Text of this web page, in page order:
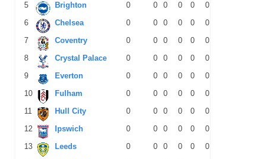
5
Brighton 0 0 0 0 0 0
6
Chelsea 0 0 0 0 0 0
7
Coventry 0 0 0 0 0 0
8
Crystal Palace 0 0 0 0 0 0
9
Everton 0 0 0 0 0 0
10
Fulham 0 0 0 0 0 0
11
Hull City 0 0 0 0 0 0
12
Ipswich 0 0 0 0 0 0
13
Leeds 0 0 0 0 0 0